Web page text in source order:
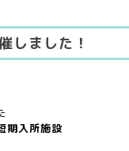
しました！
期入所施設